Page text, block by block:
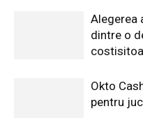
Alegerea
dintre o
Okto
pentru